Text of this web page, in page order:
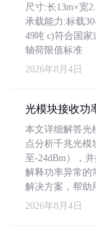
尺寸:长13m×宽
承载能力:标载
49吨 c)符合国家
轴荷限值标准
2026年8月4日
光模块接收功
本文详细解答光
点分析千兆光模
至-24dBm），
解释功率异常的
解决方案，帮助
2026年8月4日